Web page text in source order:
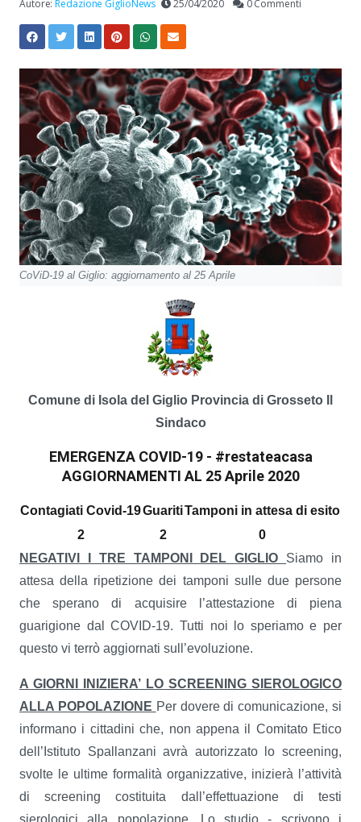
Autore:Redazione GiglioNews 25/04/2020 0 Commenti
CoViD-19 al Giglio: aggiornamento al 25 Aprile
Comune di Isola del Giglio Provincia di Grosseto
Sindaco
EMERGENZA COVID-19 - #restateacasa
AGGIORNAMENTI AL 25 Aprile 2020
Contagiati Covid-19GuaritiTamponi in attesa di esito
2
2
0
NEGATIVI I TRE TAMPONI DEL GIGLIO Siamo in
attesa della ripetizione dei tamponi sulle due persone
che sperano di acquisire l’attestazione di piena
guarigione dal COVID-19. Tutti noi lo speriamo e per
questo vi terrò aggiornati sull’evoluzione.
A GIORNI INIZIERA’ LO SCREENING SIEROLOGICO
ALLA POPOLAZIONE Per dovere di comunicazione, si
informano i cittadini che, non appena il Comitato Etico
dell’Istituto Spallanzani avrà autorizzato lo screening,
svolte le ultime formalità organizzative, inizierà l’attività
di screening costituita dall’effettuazione di testi